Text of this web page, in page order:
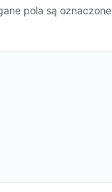
pola są oznaczone